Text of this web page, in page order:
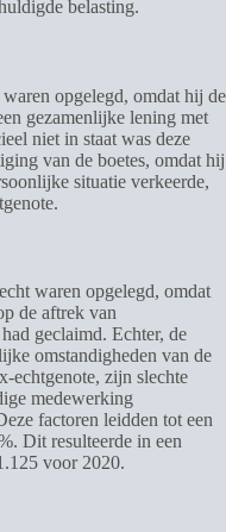
belasting.
opgelegd, omdat hij de
gezamenlijke lening met
niet in staat was deze
van de boetes, omdat hij
situatie verkeerde,
waren opgelegd, omdat
de aftrek van
geclaimd. Echter, de
omstandigheden van de
echtgenote, zijn slechte
medewerking
factoren leidden tot een
Dit resulteerde in een
voor 2020.